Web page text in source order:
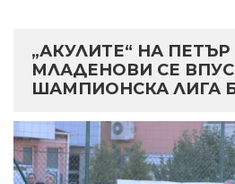
„АКУЛИТЕ“ НА
МЛАДЕНОВИ СЕ
ШАМПИОНСКА ЛИГА